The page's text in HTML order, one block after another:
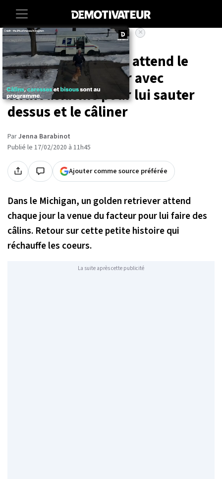
Accueil Societe Animaux
Ce golden retriever attend le
facteur chaque jour avec
enthousiasme pour lui sauter
dessus et le câliner
ParJenna Barabinot
Publié le 17/02/2020 à 11h45
Ajouter comme source préférée
×
Dans le Michigan, un golden retriever attend
chaque jour la venue du facteur pour lui faire des
câlins. Retour sur cette petite histoire qui
réchauffe les coeurs.
La suite après cette publicité